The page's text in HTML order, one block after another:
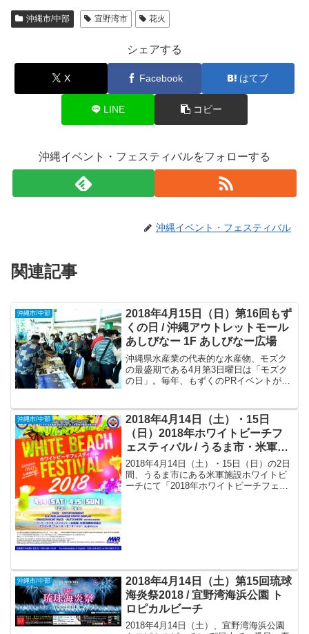
沖縄市/中部 宜野湾市 花火
シェアする
X Facebook はてブ
LINE コピー
沖縄イベント・フェスティバルをフォローする
沖縄イベント・フェスティバル
関連記事
沖縄市/中部
2018年4月15日（日）第16回もず
くの日 / 沖縄アウトレットモール
あしびなー 1F あしびなー広場
沖縄県水産業の代表的な水産物、モズク
の最盛期である4月第3日曜日は「モズク
の日」。毎年、もずくのPRイベントが沖
沖縄市/中部
2018年4月14日（土）・15日
（日）2018年ホワイトビーチフ
ェスティバル / うるま市・米軍施
設ホワイトビーチ
2018年4月14日（土）・15日（日）の2日
間、うるま市にある米軍施設ホワイトビ
ーチにて「2018年ホワイトビーチフェス
沖縄市/中部
2018年4月14日（土）第15回琉球
海炎祭2018 / 宜野湾海浜公園 ト
ロピカルビーチ
2018年4月14日（土）、宜野湾海浜公園